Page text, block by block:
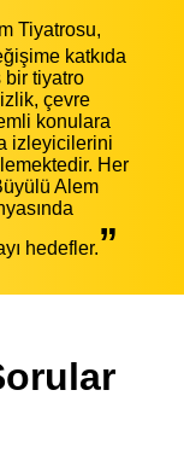
Tiyatrosu,
katkıda
bir tiyatro
çevre
konulara
izleyicilerini
Her
Alem
hedefler.”